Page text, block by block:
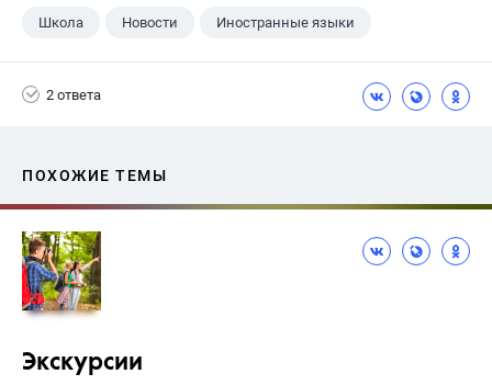
Школа Новости Иностранные языки
2 ответа
ПОХОЖИЕ ТЕМЫ
Экскурсии